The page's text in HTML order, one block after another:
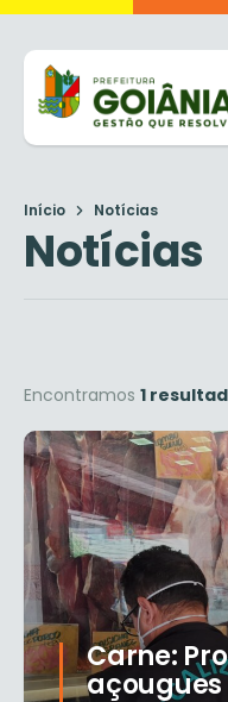
Início Notícias
Notícias
Encontramos 1
Carne: